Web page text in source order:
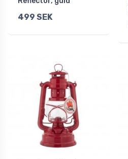
499 SEK